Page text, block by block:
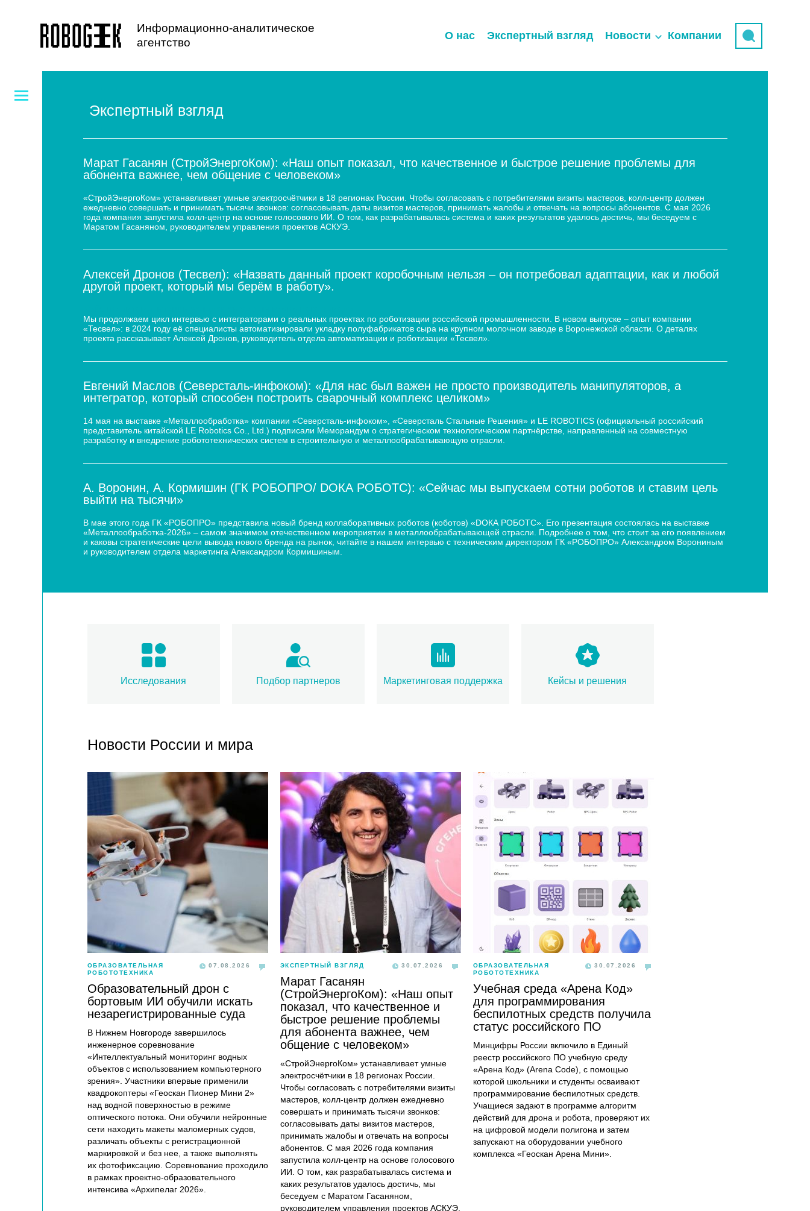
Информационно-аналитическое
агентство
О нас Экспертный взгляд Новости Компании
Экспертный взгляд
Марат Гасанян (СтройЭнергоКом): «Наш опыт показал, что качественное и быстрое решение проблемы для
абонента важнее, чем общение с человеком»
«СтройЭнергоКом» устанавливает умные электросчётчики в 18 регионах России. Чтобы согласовать с потребителями визиты мастеров, колл-центр должен
ежедневно совершать и принимать тысячи звонков: согласовывать даты визитов мастеров, принимать жалобы и отвечать на вопросы абонентов. С мая 2026
года компания запустила колл-центр на основе голосового ИИ. О том, как разрабатывалась система и каких результатов удалось достичь, мы беседуем с
Маратом Гасаняном, руководителем управления проектов АСКУЭ.
Алексей Дронов (Тесвел): «Назвать данный проект коробочным нельзя – он потребовал адаптации, как и любой
другой проект, который мы берём в работу».
Мы продолжаем цикл интервью с интеграторами о реальных проектах по роботизации российской промышленности. В новом выпуске – опыт компании
«Тесвел»: в 2024 году её специалисты автоматизировали укладку полуфабрикатов сыра на крупном молочном заводе в Воронежской области. О деталях
проекта рассказывает Алексей Дронов, руководитель отдела автоматизации и роботизации «Тесвел».
Евгений Маслов (Северсталь-инфоком): «Для нас был важен не просто производитель манипуляторов, а
интегратор, который способен построить сварочный комплекс целиком»
14 мая на выставке «Металлообработка» компании «Северсталь-инфоком», «Северсталь Стальные Решения» и LE ROBOTICS (официальный российский
представитель китайской LE Robotics Co., Ltd.) подписали Меморандум о стратегическом технологическом партнёрстве, направленный на совместную
разработку и внедрение робототехнических систем в строительную и металлообрабатывающую отрасли.
А. Воронин, А. Кормишин (ГК РОБОПРО/ DOКА РОБОТС): «Сейчас мы выпускаем сотни роботов и ставим цель
выйти на тысячи»
В мае этого года ГК «РОБОПРО» представила новый бренд коллаборативных роботов (коботов) «DОКА РОБОТС». Его презентация состоялась на выставке
«Металлообработка-2026» – самом значимом отечественном мероприятии в металлообрабатывающей отрасли. Подробнее о том, что стоит за его появлением
и каковы стратегические цели вывода нового бренда на рынок, читайте в нашем интервью с техническим директором ГК «РОБОПРО» Александром Ворониным
и руководителем отдела маркетинга Александром Кормишиным.
Исследования Подбор партнеров Маркетинговая поддержка Кейсы и решения
Новости России и мира
ОБРАЗОВАТЕЛЬНАЯ
РОБОТОТЕХНИКА
07.08.2026
Образовательный дрон с
бортовым ИИ обучили искать
незарегистрированные суда
В Нижнем Новгороде завершилось
инженерное соревнование
«Интеллектуальный мониторинг водных
объектов с использованием компьютерного
зрения». Участники впервые применили
квадрокоптеры «Геоскан Пионер Мини 2»
над водной поверхностью в режиме
оптического потока. Они обучили нейронные
сети находить макеты маломерных судов,
различать объекты с регистрационной
маркировкой и без нее, а также выполнять
их фотофиксацию. Соревнование проходило
в рамках проектно-образовательного
интенсива «Архипелаг 2026».
ЭКСПЕРТНЫЙ ВЗГЛЯД 30.07.2026
Марат Гасанян
(СтройЭнергоКом): «Наш опыт
показал, что качественное и
быстрое решение проблемы
для абонента важнее, чем
общение с человеком»
«СтройЭнергоКом» устанавливает умные
электросчётчики в 18 регионах России.
Чтобы согласовать с потребителями визиты
мастеров, колл-центр должен ежедневно
совершать и принимать тысячи звонков:
согласовывать даты визитов мастеров,
принимать жалобы и отвечать на вопросы
абонентов. С мая 2026 года компания
запустила колл-центр на основе голосового
ИИ. О том, как разрабатывалась система и
каких результатов удалось достичь, мы
беседуем с Маратом Гасаняном,
руководителем управления проектов АСКУЭ.
ОБРАЗОВАТЕЛЬНАЯ
РОБОТОТЕХНИКА
30.07.2026
Учебная среда «Арена Код»
для программирования
беспилотных средств получила
статус российского ПО
Минцифры России включило в Единый
реестр российского ПО учебную среду
«Арена Код» (Arena Code), с помощью
которой школьники и студенты осваивают
программирование беспилотных средств.
Учащиеся задают в программе алгоритм
действий для дрона и робота, проверяют их
на цифровой модели полигона и затем
запускают на оборудовании учебного
комплекса «Геоскан Арена Мини».